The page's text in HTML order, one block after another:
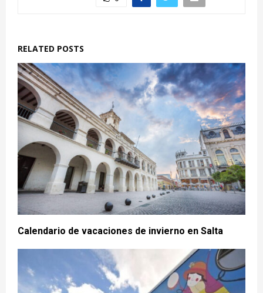
RELATED POSTS
Calendario de vacaciones de invierno en Salta